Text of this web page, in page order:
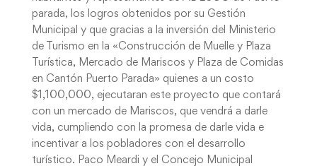
parada, los logros obtenidos por su Gestión
Municipal y que gracias a la inversión del Ministerio
de Turismo en la «Construcción de Muelle y Plaza
Turística, Mercado de Mariscos y Plaza de Comidas
en Cantón Puerto Parada» quienes a un costo
$1,100,000, ejecutaran este proyecto que contará
con un mercado de Mariscos, que vendrá a darle
vida, cumpliendo con la promesa de darle vida e
incentivar a los pobladores con el desarrollo
turístico. Paco Meardi y el Concejo Municipal